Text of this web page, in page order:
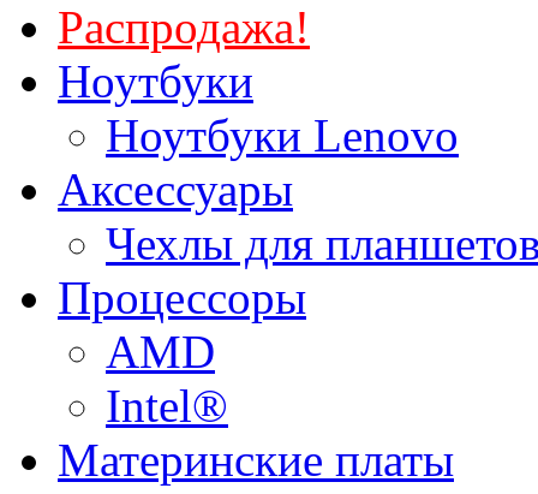
Распродажа!
Ноутбуки
Ноутбуки Lenovo
Аксессуары
Чехлы для
Процессоры
AMD
Intel®
Материнские платы